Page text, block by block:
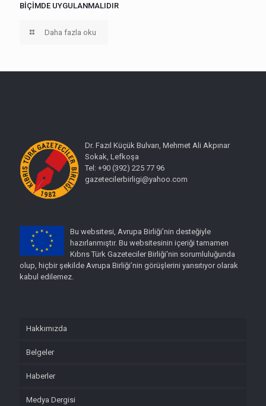
BİÇİMDE UYGULANMALIDIR
Daha fazla oku
Dr. Fazıl Küçük Bulvarı, Mehmet Ali Akpınar
Sokak, Lefkoşa
Tel: +90 (392) 225 77 96
gazetecilerbirligi@yahoo.com
Bu websitesi, Avrupa Birliği’nin desteğiyle
hazırlanmıştır. Bu websitesinin içeriği tamamen
Kıbrıs Türk Gazeteciler Birliği'nin sorumluluğunda
olup, hiçbir şekilde Avrupa Birliği’nin görüşlerini yansıtıyor olarak
kabul edilemez.
Hakkımızda
Belgeler
Haberler
Medya Dergisi